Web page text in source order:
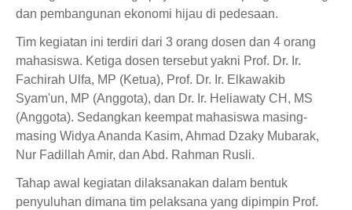
dan pembangunan ekonomi hijau di pedesaan.
Tim kegiatan ini terdiri dari 3 orang dosen dan 4 orang
mahasiswa. Ketiga dosen tersebut yakni Prof. Dr. Ir.
Fachirah Ulfa, MP (Ketua), Prof. Dr. Ir. Elkawakib
Syam'un, MP (Anggota), dan Dr. Ir. Heliawaty CH, MS
(Anggota). Sedangkan keempat mahasiswa masing-
masing Widya Ananda Kasim, Ahmad Dzaky Mubarak,
Nur Fadillah Amir, dan Abd. Rahman Rusli.
Tahap awal kegiatan dilaksanakan dalam bentuk
penyuluhan dimana tim pelaksana yang dipimpin Prof.